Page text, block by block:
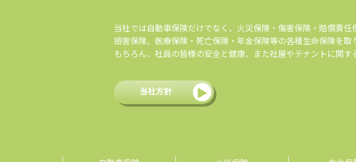
当社では自動車保険だけでなく、火災保険・傷害保険・賠償責任
損害保険、医療保険・死亡保険・年金保険等の各種生命保険を
もちろん、社員の皆様の安全と健康、また社屋やテナントに関す
当社方針